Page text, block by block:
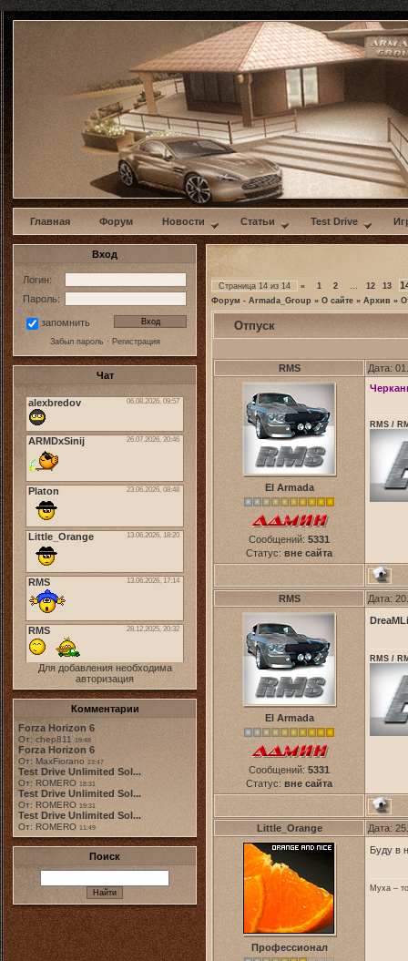
w
Главная Форум Новости Статьи Test Drive
Вход
Логин:
Пароль:
запомнить
Забыл пароль· Регистрация
Чат
Для добавления необходима
авторизация
Комментарии
Forza Horizon 6
От: chep811 19:48
Forza Horizon 6
От: MaxFiorano 23:47
Test Drive Unlimited Sol...
От: ROMERO 18:31
Test Drive Unlimited Sol...
От: ROMERO 19:31
Test Drive Unlimited Sol...
От: ROMERO 11:49
Поиск
Страница 14 из 14 « 1 2 … 12 13
Форум - Armada_Group » О сайте » Архив »
Отпуск
RMS Дата:
El Armada
Сообщений: 5331
Статус: вне сайта
RMS /
RMS Дата:
El Armada
Сообщений: 5331
Статус: вне сайта
RMS /
Little_Orange Дата:
Профессионал
Буду в
Муха –